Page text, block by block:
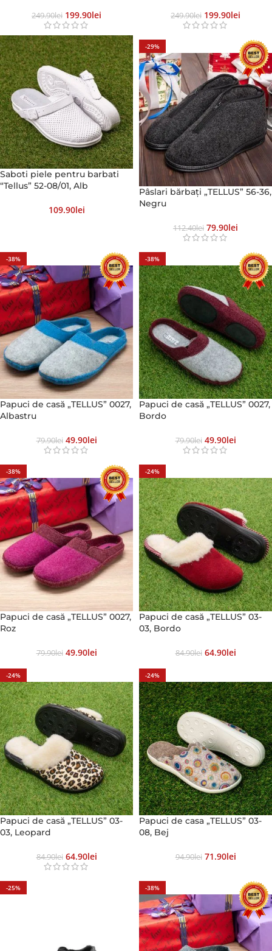
249.90Lei 199.90Lei 249.90Lei 199.90Lei
Saboti piele pentru barbati
“Tellus” 52-08/01, Alb
109.90Lei
-29%
Pâslari bărbați „TELLUS” 56-36,
Negru
112.40Lei 79.90Lei
-38%
Papuci de casă „TELLUS” 0027,
Albastru
79.90Lei 49.90Lei
-38%
Papuci de casă „TELLUS” 0027,
Bordo
79.90Lei 49.90Lei
-38%
Papuci de casă „TELLUS” 0027,
Roz
79.90Lei 49.90Lei
-24%
Papuci de casă „TELLUS” 03-
03, Bordo
84.90Lei 64.90Lei
-24%
Papuci de casă „TELLUS” 03-
03, Leopard
84.90Lei 64.90Lei
-24%
Papuci de casa „TELLUS” 03-
08, Bej
94.90Lei 71.90Lei
-25% -38%